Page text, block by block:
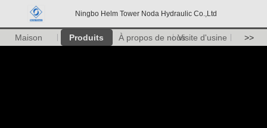
Ningbo Helm Tower Noda Hydraulic Co.,Ltd
Maison Produits À propos de nousVisite d'usine >>